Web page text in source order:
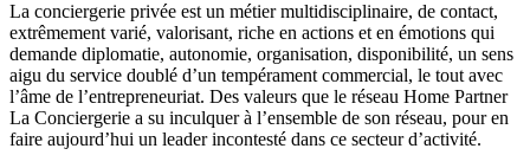
La conciergerie privée est un métier multidisciplinaire, de contact,
extrêmement varié, valorisant, riche en actions et en émotions qui
demande diplomatie, autonomie, organisation, disponibilité, un sens
aigu du service doublé d’un tempérament commercial, le tout avec
l’âme de l’entrepreneuriat. Des valeurs que le réseau Home Partner
La Conciergerie a su inculquer à l’ensemble de son réseau, pour en
faire aujourd’hui un leader incontesté dans ce secteur d’activité.